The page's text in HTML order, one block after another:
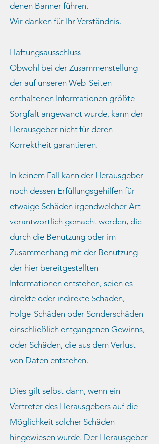
denen Banner führen.
Wir danken für Ihr Verständnis.
Haftungsausschluss
Obwohl bei der Zusammenstellung
der auf unseren Web-Seiten
enthaltenen Informationen größte
Sorgfalt angewandt wurde, kann der
Herausgeber nicht für deren
Korrektheit garantieren.
In keinem Fall kann der Herausgeber
noch dessen Erfüllungsgehilfen für
etwaige Schäden irgendwelcher Art
verantwortlich gemacht werden, die
durch die Benutzung oder im
Zusammenhang mit der Benutzung
der hier bereitgestellten
Informationen entstehen, seien es
direkte oder indirekte Schäden,
Folge-Schäden oder Sonderschäden
einschließlich entgangenen Gewinns,
oder Schäden, die aus dem Verlust
von Daten entstehen.
Dies gilt selbst dann, wenn ein
Vertreter des Herausgebers auf die
Möglichkeit solcher Schäden
hingewiesen wurde. Der Herausgeber